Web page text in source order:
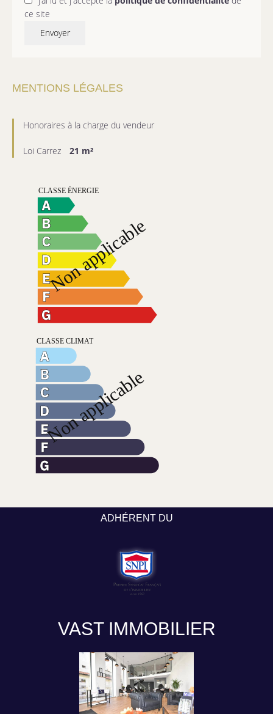
ce site
Envoyer
MENTIONS LÉGALES
Honoraires à la charge du vendeur
Loi Carrez 21 m²
ADHÉRENT DU
VAST IMMOBILIER